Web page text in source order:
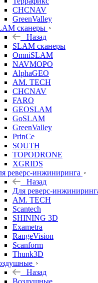
CHCNAV
GreenValley
сканеры
Назад
SLAM сканеры
OmniSLAM
NAVMOPO
AlphaGEO
AM. TECH
CHCNAV
FARO
GEOSLAM
GoSLAM
GreenValley
PrinCe
SOUTH
TOPODRONE
XGRIDS
реверс-инжиниринга
Назад
Для реверс-
AM. TECH
Scantech
SHINING 3D
Exametra
RangeVision
Scanform
Thunk3D
Назад
Воздушные